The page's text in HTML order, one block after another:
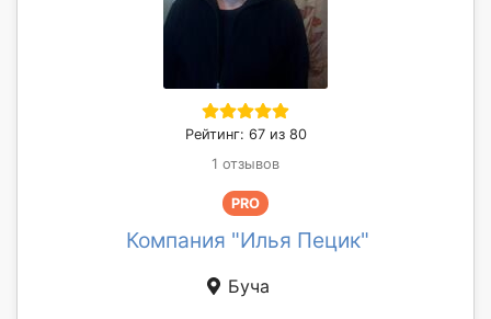
Рейтинг: 67 из 80
1 отзывов
PRO
Компания "Илья Пецик"
Буча